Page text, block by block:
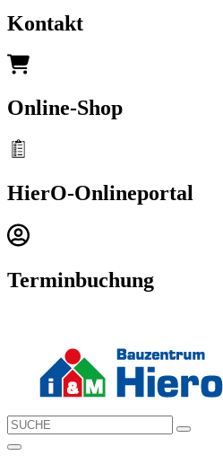
Kontakt
Online-Shop
HierO-Onlineportal
Terminbuchung